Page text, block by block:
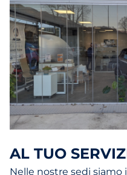
AL TUO
Nelle nostre sedi siamo